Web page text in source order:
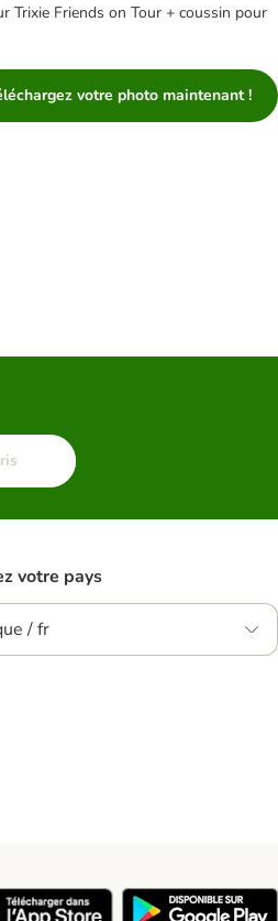
Trixie Friends on Tour + coussin pour
votre photo maintenant !
votre pays
/ fr